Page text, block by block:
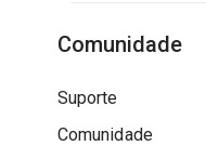
Comunidade
Suporte
Comunidade